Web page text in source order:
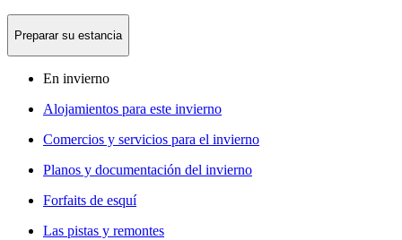
Preparar su estancia
En invierno
Alojamientos para este invierno
Comercios y servicios para el invierno
Planos y documentación del invierno
Forfaits de esquí
Las pistas y remontes